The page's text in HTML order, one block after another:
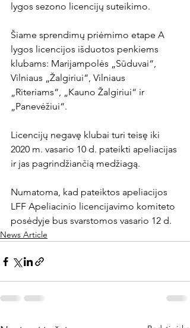
lygos sezono licencijų suteikimo.
Šiame sprendimų priėmimo etape A
lygos licencijos išduotos penkiems
klubams: Marijampolės „Sūduvai“,
Vilniaus „Žalgiriui“, Vilniaus
„Riteriams“, „Kauno Žalgiriui“ ir
„Panevėžiui“.
Licencijų negavę klubai turi teisę iki
2020 m. vasario 10 d. pateikti apeliacijas
ir jas pagrindžiančią medžiagą.
Numatoma, kad pateiktos apeliacijos
LFF Apeliacinio licencijavimo komiteto
posėdyje bus svarstomos vasario 12 d.
News Article